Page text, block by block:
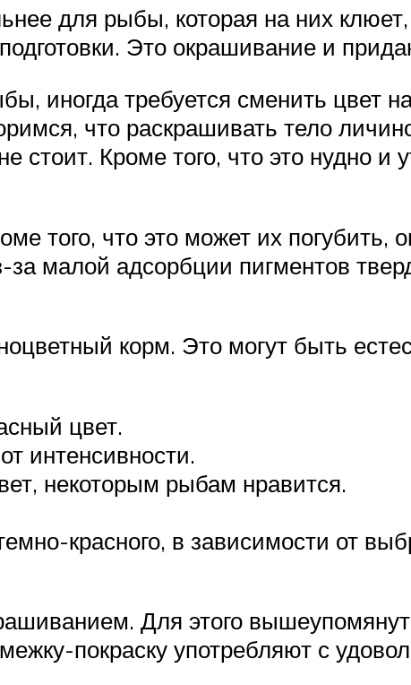
для рыбы, которая на них
Это окрашивание и
иногда требуется сменить цвет
что раскрашивать тело
Кроме того, что это нудно и
того, что это может их погубить,
малой адсорбции пигментов
корм. Это могут быть
цвет.
интенсивности.
некоторым рыбам нравится.
красного, в зависимости от
Для этого
покраску употребляют с